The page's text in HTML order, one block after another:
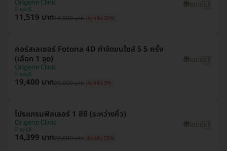
Origene Clinic
ชลบุรี
11,519 บาท17,999 บาท ประหยัด 36%
คอร์สเลเซอร์ Fotona 4D กำจัดขนไซส์ S 5 ครั้ง
(เลือก 1 จุด)
Origene Clinic
ชลบุรี
19,400 บาท20,000 บาท ประหยัด 3%
โปรแกรมฟิลเลอร์ 1 ซีซี (ระหว่างคิ้ว)
Origene Clinic
ชลบุรี
14,399 บาท22,000 บาท ประหยัด 35%